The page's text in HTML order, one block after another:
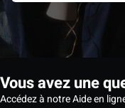
Vous avez une
Accédez à notre Aide en